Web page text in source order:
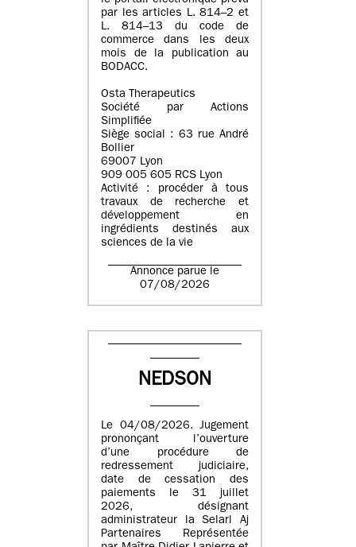
par les articles L. 814–2 et
L. 814–13 du code de
commerce dans les deux
mois de la publication au
BODACC.
Osta Therapeutics
Société par Actions
Simplifiée
Siège social : 63 rue André
Bollier
69007 Lyon
909 005 605 RCS Lyon
Activité : procéder à tous
travaux de recherche et
développement en
ingrédients destinés aux
sciences de la vie
Annonce parue le
07/08/2026
NEDSON
Le 04/08/2026. Jugement
prononçant l’ouverture
d’une procédure de
redressement judiciaire,
date de cessation des
paiements le 31 juillet
2026, désignant
administrateur la Selarl Aj
Partenaires Représentée